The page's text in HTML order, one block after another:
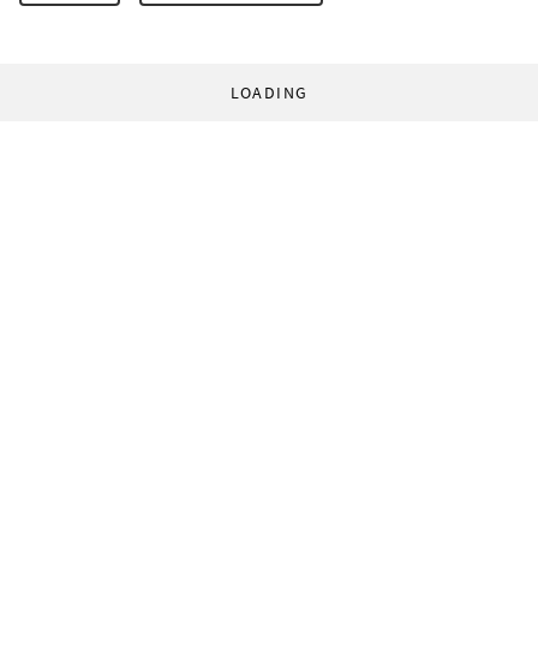
LOADING